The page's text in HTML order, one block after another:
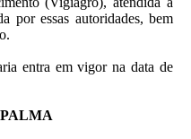
por essas autoridades, bem
entra em vigor na data de